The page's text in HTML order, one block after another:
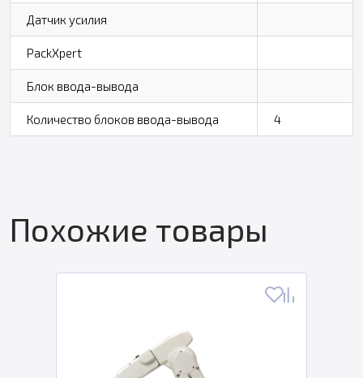
Датчик усилия
PackXpert
Блок ввода-вывода
Количество блоков ввода-вывода 4
Похожие товары